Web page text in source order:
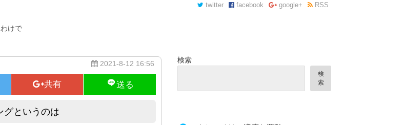
けで
twitter facebook google+ RSS
2021-8-12 16:56
グというのは
検索
検
索